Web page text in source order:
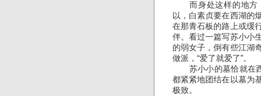
而身处这样的地方
以，白素贞要在西湖的
在那青石板的路上或缓
伴。看过一篇写苏小小
的弱女子，倒有些江湖
做派，“爱了就爱了”。
苏小小的墓恰就在西
都紧紧地团结在以墓为
极致。